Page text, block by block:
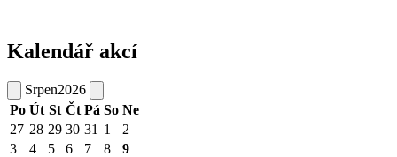
Kalendář akcí
Srpen2026
Po Út St Čt Pá So Ne
27 28 29 30 31 1
2
3
4 5 6 7 8
9